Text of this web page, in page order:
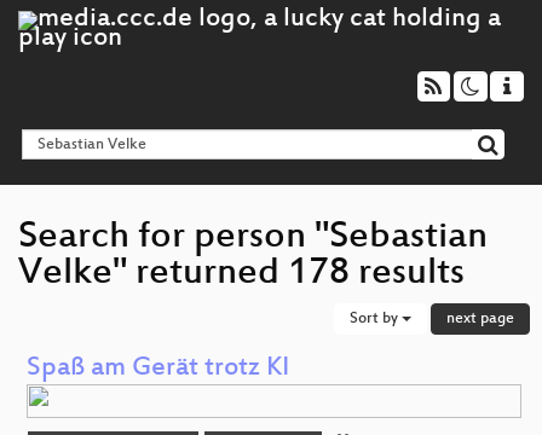
Search for person "Sebastian
Velke" returned 178 results
Sort by next page
Spaß am Gerät trotz KI